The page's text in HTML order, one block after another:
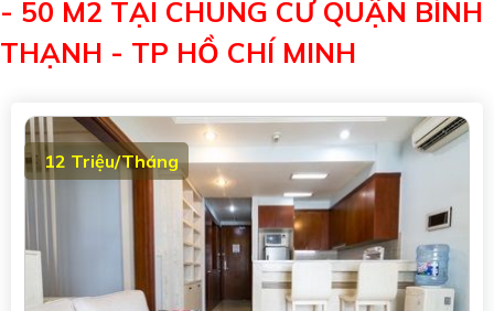
- 50 M2 TẠI CHUNG CƯ QUẬN BÌNH
THẠNH - TP HỒ CHÍ MINH
12 Triệu/Tháng